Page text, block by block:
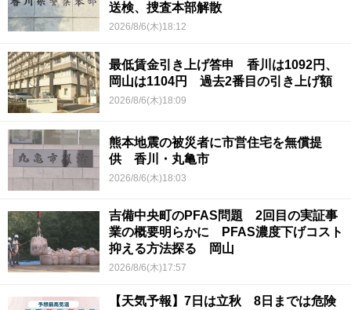
送検、捜査本部解散
2026/8/6(木)18:12
最低賃金引き上げ答申 香川は1092円、
岡山は1104円 過去2番目の引き上げ額
2026/8/6(木)18:09
熊本地震の被災者に市営住宅を無償提
供 香川・丸亀市
2026/8/6(木)18:03
吉備中央町のPFAS問題 2回目の実証事
業の概要明らかに PFAS濃度下げコスト
抑える方法探る 岡山
2026/8/6(木)17:57
【天気予報】7日は立秋 8日までは危険